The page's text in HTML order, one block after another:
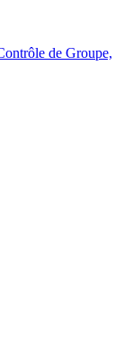
de Groupe,